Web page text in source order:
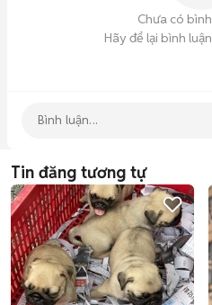
Chưa có
Hãy để lại bình
Tin đăng tương tự